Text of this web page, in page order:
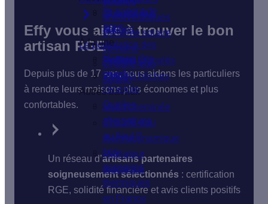
Isolation du
sol
Isolation des
fenêtres
VMC
Chaudière à
bûches
Le poêle
Poêle à granulés
Poêle à bûches
Autres travaux
Insert cheminée
Chauffe-eau
thermodynamique
Radiateur
électrique
photovoltaïques
Système solaire
combiné
Chauffe-eau
solaire
Ils parlent de
nous
À la une
Hausse des
prix de
l'énergie
Quelles
alternatives
au fioul ?
Les
passoires
thermiques
en France
Effy vous aide à trouver le bon
artisan RGE
Depuis plus de 17 ans, nous aidons les particuliers
à rendre leurs maisons plus économes et plus
confortables.
Un réseau d’artisans partenaires
soigneusement sélectionnés : certification
RGE, solidité financière et avis clients positifs